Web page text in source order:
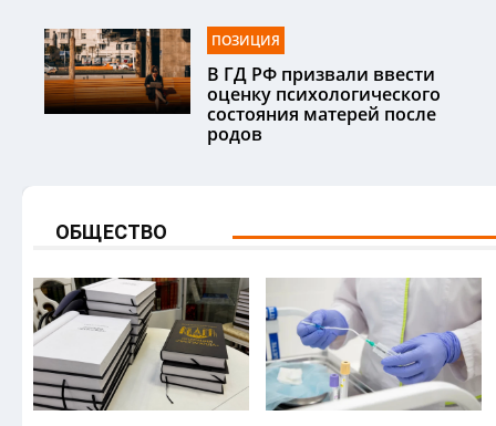
ПОЗИЦИЯ
В ГД РФ призвали ввести
оценку психологического
состояния матерей после
родов
ОБЩЕСТВО